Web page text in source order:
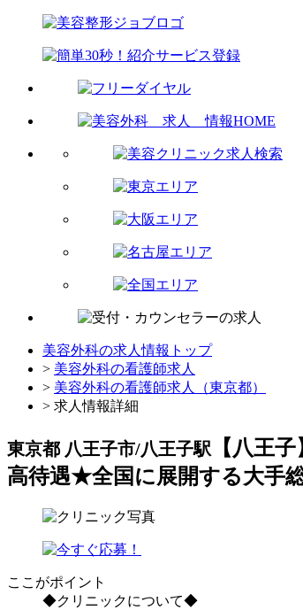
美容外科の求人情報トップ
> 美容外科の看護師求人
> 美容外科の看護師求人（東京都）
> 求人情報詳細
東京都 八王子市/八王子駅
【八王
高待遇★全国に展開する大手
ここがポイント
◆クリニックについて◆